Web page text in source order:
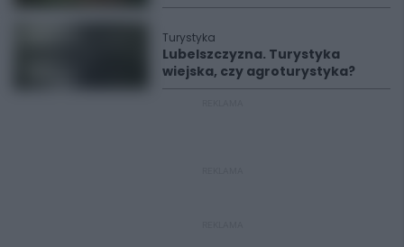
Turystyka
Lubelszczyzna. Turystyka
wiejska, czy agroturystyka?